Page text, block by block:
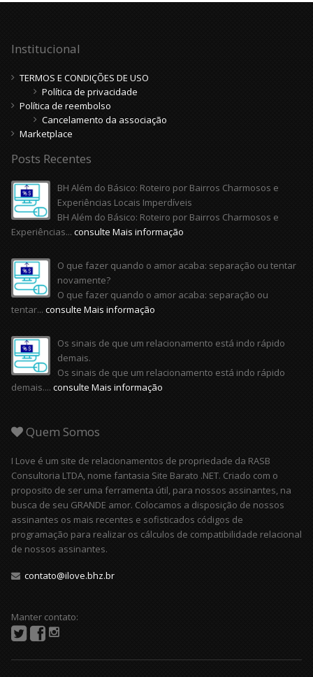
Institucional
TERMOS E CONDIÇÕES DE USO
Política de privacidade
Política de reembolso
Cancelamento da associação
Marketplace
Posts Recentes
BH Além do Básico: Roteiro por Bairros Charmosos e
Experiências Locais Imperdíveis
BH Além do Básico: Roteiro por Bairros Charmosos e
Experiências... consulte Mais informação
O que fazer quando o amor acaba: separação ou tentar
novamente?
O que fazer quando o amor acaba: separação ou
tentar... consulte Mais informação
Os sinais de que um relacionamento está indo rápido
demais.
Os sinais de que um relacionamento está indo rápido
demais.... consulte Mais informação
Quem Somos
I Love é um site de relacionamentos de propriedade da RASB
Consultoria LTDA, nome fantasia Site Barato .NET. Criado com o
proposito de ser uma ferramenta útil, para nossos assinantes, na
busca de seu GRANDE amor. Colocamos a disposição de nossos
assinantes os mais recentes e sofisticados códigos de
programação para realizar os cálculos de compatibilidade relacional
de nossos assinantes.
contato@ilove.bhz.br
Manter contato: